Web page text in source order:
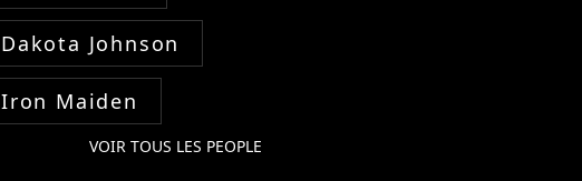
Dakota Johnson
Iron Maiden
VOIR TOUS LES PEOPLE